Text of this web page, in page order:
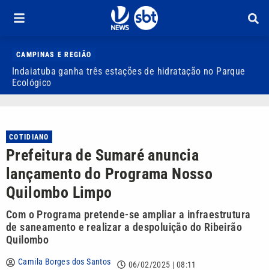
CAMPINAS E REGIÃO
Indaiatuba ganha três estações de hidratação no Parque
Ecológico
COTIDIANO
Prefeitura de Sumaré anuncia
lançamento do Programa Nosso
Quilombo Limpo
Com o Programa pretende-se ampliar a infraestrutura
de saneamento e realizar a despoluição do Ribeirão
Quilombo
Camila Borges dos Santos 06/02/2025 | 08:11